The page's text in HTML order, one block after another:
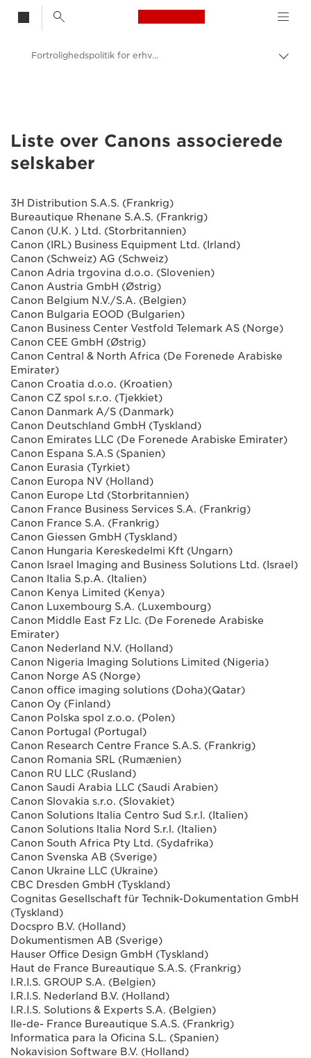
Canon Logo, back
Skift
Fortrolighedspolitik for erhvervskunder – associerede selskaber
Liste over Canons associerede
selskaber
3H Distribution S.A.S. (Frankrig)
Bureautique Rhenane S.A.S. (Frankrig)
Canon (U.K. ) Ltd. (Storbritannien)
Canon (IRL) Business Equipment Ltd. (Irland)
Canon (Schweiz) AG (Schweiz)
Canon Adria trgovina d.o.o. (Slovenien)
Canon Austria GmbH (Østrig)
Canon Belgium N.V./S.A. (Belgien)
Canon Bulgaria EOOD (Bulgarien)
Canon Business Center Vestfold Telemark AS (Norge)
Canon CEE GmbH (Østrig)
Canon Central & North Africa (De Forenede Arabiske
Emirater)
Canon Croatia d.o.o. (Kroatien)
Canon CZ spol s.r.o. (Tjekkiet)
Canon Danmark A/S (Danmark)
Canon Deutschland GmbH (Tyskland)
Canon Emirates LLC (De Forenede Arabiske Emirater)
Canon Espana S.A.S (Spanien)
Canon Eurasia (Tyrkiet)
Canon Europa NV (Holland)
Canon Europe Ltd (Storbritannien)
Canon France Business Services S.A. (Frankrig)
Canon France S.A. (Frankrig)
Canon Giessen GmbH (Tyskland)
Canon Hungaria Kereskedelmi Kft (Ungarn)
Canon Israel Imaging and Business Solutions Ltd. (Israel)
Canon Italia S.p.A. (Italien)
Canon Kenya Limited (Kenya)
Canon Luxembourg S.A. (Luxembourg)
Canon Middle East Fz Llc. (De Forenede Arabiske
Emirater)
Canon Nederland N.V. (Holland)
Canon Nigeria Imaging Solutions Limited (Nigeria)
Canon Norge AS (Norge)
Canon office imaging solutions (Doha)(Qatar)
Canon Oy (Finland)
Canon Polska spol z.o.o. (Polen)
Canon Portugal (Portugal)
Canon Research Centre France S.A.S. (Frankrig)
Canon Romania SRL (Rumænien)
Canon RU LLC (Rusland)
Canon Saudi Arabia LLC (Saudi Arabien)
Canon Slovakia s.r.o. (Slovakiet)
Canon Solutions Italia Centro Sud S.r.l. (Italien)
Canon Solutions ltalia Nord S.r.l. (Italien)
Canon South Africa Pty Ltd. (Sydafrika)
Canon Svenska AB (Sverige)
Canon Ukraine LLC (Ukraine)
CBC Dresden GmbH (Tyskland)
Cognitas Gesellschaft für Technik-Dokumentation GmbH
(Tyskland)
Docspro B.V. (Holland)
Dokumentismen AB (Sverige)
Hauser Office Design GmbH (Tyskland)
Haut de France Bureautique S.A.S. (Frankrig)
I.R.I.S. GROUP S.A. (Belgien)
I.R.I.S. Nederland B.V. (Holland)
I.R.I.S. Solutions & Experts S.A. (Belgien)
Ile-de- France Bureautique S.A.S. (Frankrig)
Informatica para la Oficina S.L. (Spanien)
Nokavision Software B.V. (Holland)